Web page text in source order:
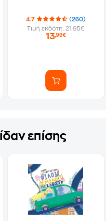
4.7
(260)
Τιμή εκδότη: 21.95€
13,99€
επίσης